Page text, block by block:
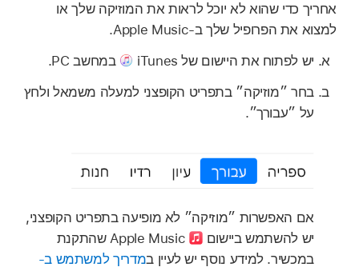
אחריך כדי שהוא לא יוכל לראות את המוזיקה שלך או
למצוא את הפרופיל שלך ב-Apple Music.
יש לפתוח את היישום של iTunes
במחשב PC.
בחר ״מוזיקה״ בתפריט הקופצני למעלה משמאל ולחץ
על ״עבורך״.
אם האפשרות ״מוזיקה״ לא מופיעה בתפריט הקופצני,
יש להשתמש ביישום
Apple Music שהתקנת
במכשיר. למידע נוסף יש לעיין במדריך למשתמש ב-